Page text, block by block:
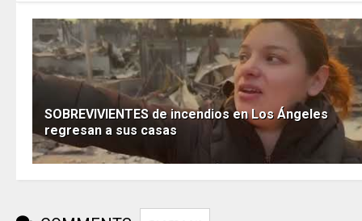
SOBREVIVIENTES de incendios en Los Ángeles
regresan a sus casas